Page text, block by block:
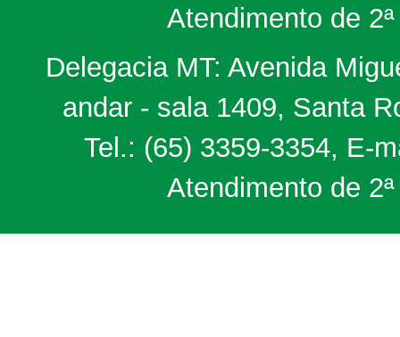
Atendimento de
Delegacia MT: Avenida
andar - sala 1409, Santa
Tel.: (65) 3359-3354, E-
Atendimento de